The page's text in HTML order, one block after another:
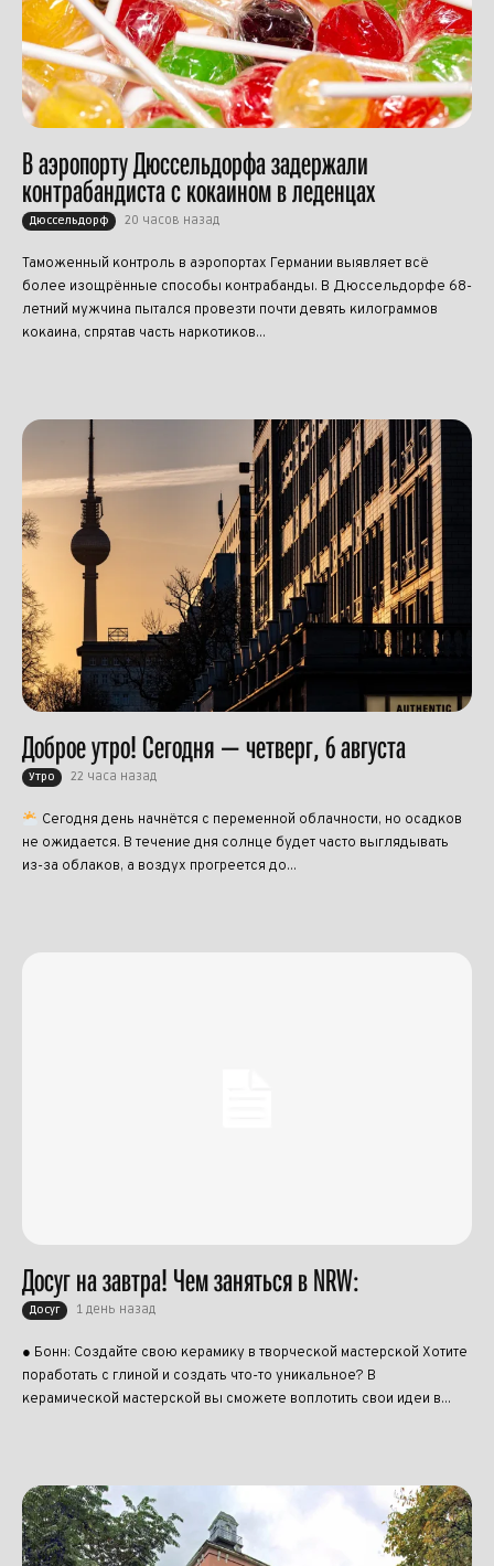
В аэропорту Дюссельдорфа задержали
контрабандиста с кокаином в леденцах
Дюссельдорф 20 часов назад
Таможенный контроль в аэропортах Германии выявляет всё
более изощрённые способы контрабанды. В Дюссельдорфе 68-
летний мужчина пытался провезти почти девять килограммов
кокаина, спрятав часть наркотиков...
Доброе утро! Сегодня — четверг, 6 августа
Утро 22 часа назад
Сегодня день начнётся с переменной облачности, но осадков
не ожидается. В течение дня солнце будет часто выглядывать
из-за облаков, а воздух прогреется до...
Досуг на завтра! Чем заняться в NRW:
Досуг 1 день назад
● Бонн: Создайте свою керамику в творческой мастерской Хотите
поработать с глиной и создать что-то уникальное? В
керамической мастерской вы сможете воплотить свои идеи в...